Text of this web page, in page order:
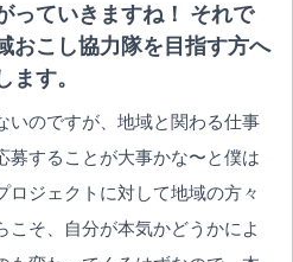
っていきますね！ それで
おこし協力隊を目指す方へ
す。
いのですが、地域と関わる仕事
募することが大事かな〜と僕は
ロジェクトに対して地域の方々
こそ、自分が本気かどうかによ